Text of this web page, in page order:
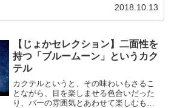
2018.10.13
【じょかセレクション】二面性を
持つ「ブルームーン」というカク
テル
カクテルというと、その味わいもさるこ
とながら、目を楽しませる色合いだった
り、バーの雰囲気とあわせて楽しむも